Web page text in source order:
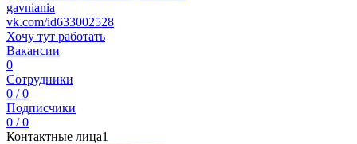
gavniania
vk.com/id633002528
Хочу тут работать
Вакансии
0
Сотрудники
0 / 0
Подписчики
0 / 0
Контактные лица1